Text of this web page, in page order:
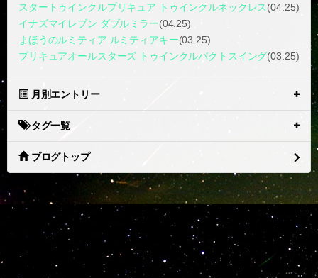
スタートゥインクルプリキュア トゥインクルネックレス(04.25)
イナズマイレブン ダブルミラー(04.25)
まほうのルミティア ルミティアキー(03.25)
プリキュアオールスターズ トゥインクルパクトスイング(03.25)
月別エントリー
タグ一覧
ブログトップ